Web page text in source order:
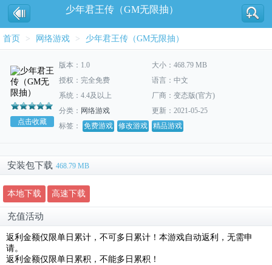
少年君王传（GM无限抽）
首页 > 网络游戏 > 少年君王传（GM无限抽）
点击收藏
版本：1.0
大小：468.79 MB
授权：完全免费
语言：中文
系统：4.4及以上
厂商：变态版(官方)
分类： 网络游戏
更新：2021-05-25
标签：
免费游戏 修改游戏 精品游戏
安装包下载 468.79 MB
本地下载 高速下载
充值活动
返利金额仅限单日累计，不可多日累计！本游戏自动返利，无需申
请。
返利金额仅限单日累积，不能多日累积！